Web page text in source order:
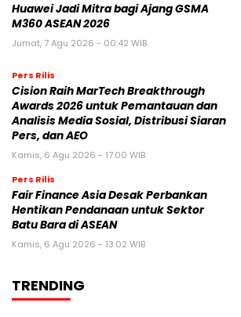
Huawei Jadi Mitra bagi Ajang GSMA
M360 ASEAN 2026
Jumat, 7 Agu 2026 - 00:42 WIB
Pers Rilis
Cision Raih MarTech Breakthrough
Awards 2026 untuk Pemantauan dan
Analisis Media Sosial, Distribusi Siaran
Pers, dan AEO
Kamis, 6 Agu 2026 - 17:00 WIB
Pers Rilis
Fair Finance Asia Desak Perbankan
Hentikan Pendanaan untuk Sektor
Batu Bara di ASEAN
Kamis, 6 Agu 2026 - 13:02 WIB
TRENDING